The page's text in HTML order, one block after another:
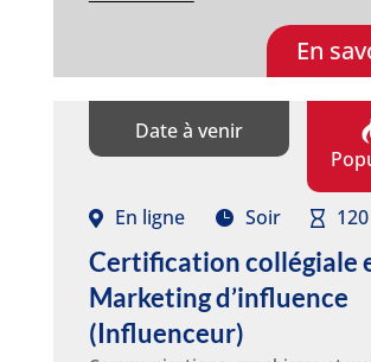
En
Date à venir
En ligne Soir
Certification collégiale
Marketing d’influence
(Influenceur)